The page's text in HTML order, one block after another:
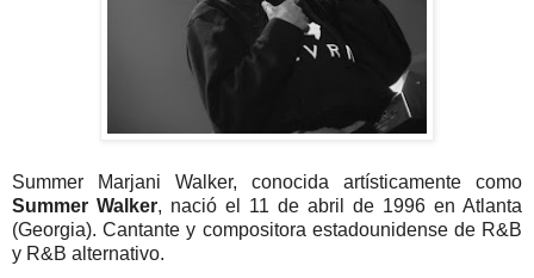
Summer Marjani Walker, conocida artísticamente como
Summer Walker, nació el 11 de abril de 1996 en Atlanta
(Georgia). Cantante y compositora estadounidense de R&B
y R&B alternativo.